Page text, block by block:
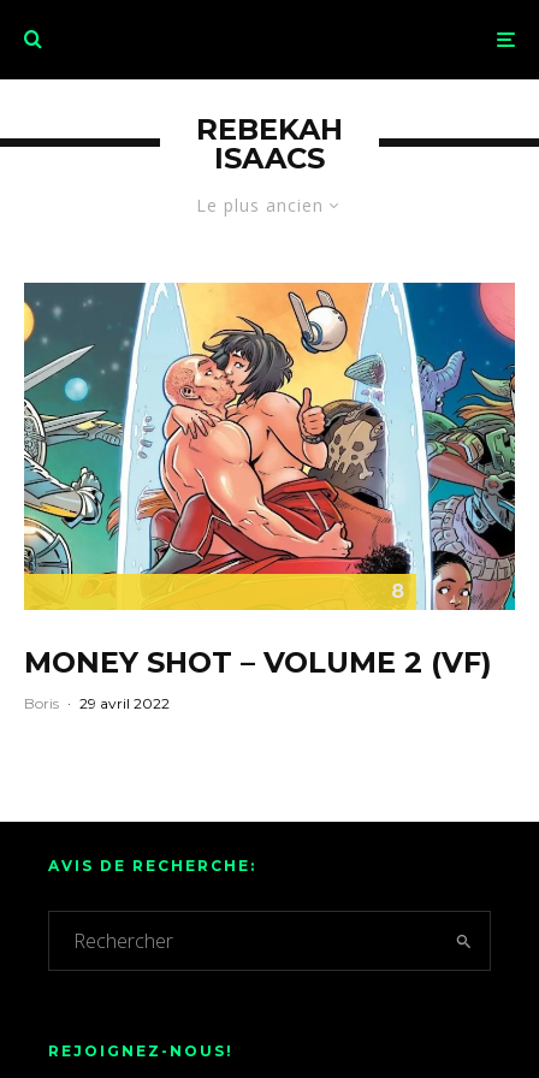
Le plus ancien
REBEKAH
ISAACS
8
MONEY SHOT – VOLUME 2 (VF)
Boris · 29 avril 2022
AVIS DE RECHERCHE:
REJOIGNEZ-NOUS!